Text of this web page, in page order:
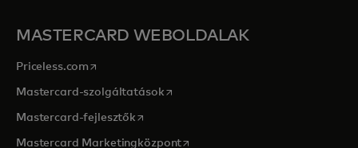
MASTERCARD WEBOLDALAK
Priceless.com opens in a new tab
Mastercard-szolgáltatásokopens in a new tab
Mastercard-fejlesztők opens in a new tab
Mastercard Marketingközpontopens in a new tab